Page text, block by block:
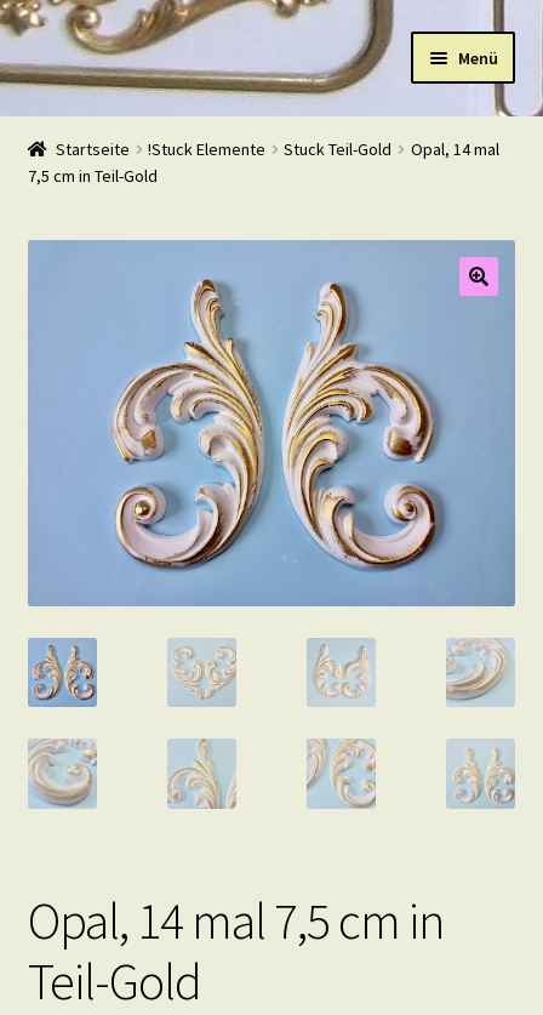
Navigation
Zum
Inhalt
Menü
Start
Shop
Warenkorb
Startseite !Stuck Elemente Stuck Teil-Gold
Opal, 14 mal
7,5 cm in Teil-Gold
Opal, 14 mal 7,5 cm in
Teil-Gold